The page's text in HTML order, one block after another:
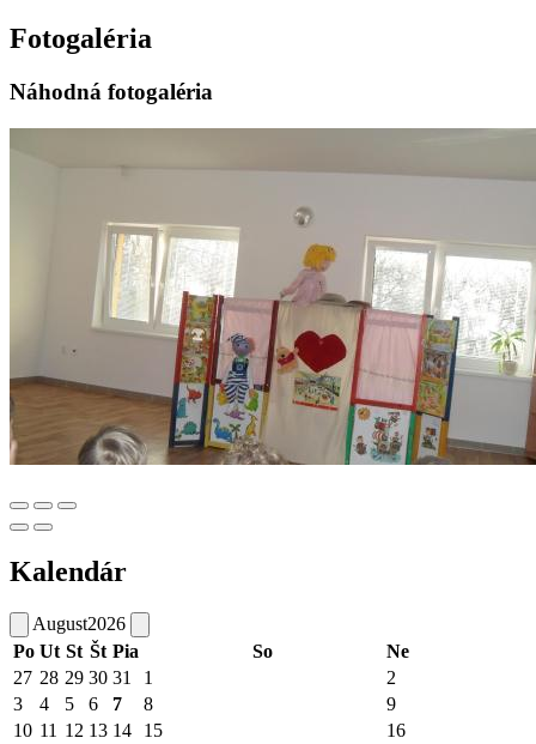
Fotogaléria
Náhodná fotogaléria
Kalendár
August2026
Po Ut St Št Pia So
Ne
27 28 29 30 31 1
2
3
4 5 6 7 8
9
10 11 12 13 14 15 16